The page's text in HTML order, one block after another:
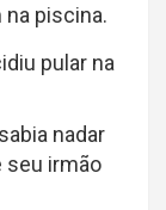
piscina.
pular na
nadar
seu irmão